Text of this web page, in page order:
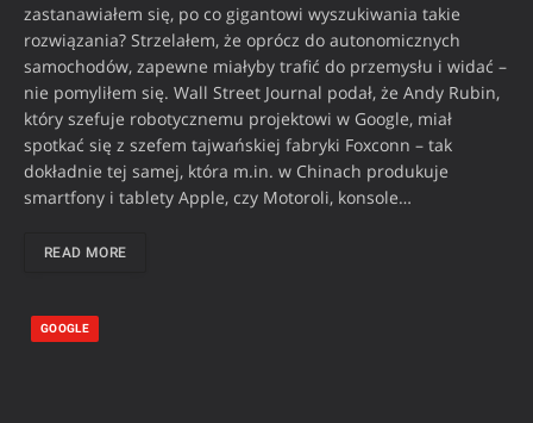
zastanawiałem się, po co gigantowi wyszukiwania takie
rozwiązania? Strzelałem, że oprócz do autonomicznych
samochodów, zapewne miałyby trafić do przemysłu i widać –
nie pomyliłem się. Wall Street Journal podał, że Andy Rubin,
który szefuje robotycznemu projektowi w Google, miał
spotkać się z szefem tajwańskiej fabryki Foxconn – tak
dokładnie tej samej, która m.in. w Chinach produkuje
smartfony i tablety Apple, czy Motoroli, konsole…
READ MORE
GOOGLE